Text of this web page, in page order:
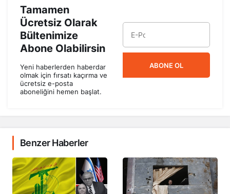
Tamamen
Ücretsiz Olarak
Bültenimize
Abone Olabilirsin
Yeni haberlerden haberdar
olmak için fırsatı kaçırma ve
ücretsiz e-posta
aboneliğini hemen başlat.
ABONE OL
Benzer Haberler